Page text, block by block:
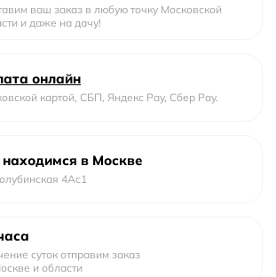
ваш заказ в любую точку Московской
и даже на дачу!
онлайн
картой, СБП, Яндекс Pay, Сбер Pay.
в Москве
4Ас1
суток отправим заказ
и области